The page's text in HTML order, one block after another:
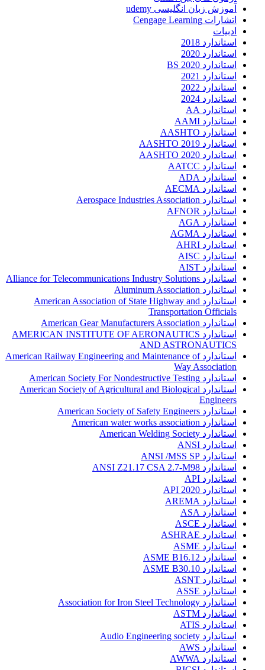
آموزش زبان انگلیسی udemy
اتشارات Cengage Learning
ادبیات
استاندارد 2018
استاندارد 2020
استاندارد 2020 BS
استاندارد 2021
استاندارد 2022
استاندارد 2024
استاندارد AA
استاندارد AAMI
استاندارد AASHTO
استاندارد AASHTO 2019
استاندارد AASHTO 2020
استاندارد AATCC
استاندارد ADA
استاندارد AECMA
استاندارد Aerospace Industries Association
استاندارد AFNOR
استاندارد AGA
استاندارد AGMA
استاندارد AHRI
استاندارد AISC
استاندارد AIST
استاندارد Alliance for Telecommunications Industry Solutions
استاندارد Aluminum Association
استاندارد American Association of State Highway and
Transportation Officials
استاندارد American Gear Manufacturers Association
استاندارد AMERICAN INSTITUTE OF AERONAUTICS
AND ASTRONAUTICS
استاندارد American Railway Engineering and Maintenance of
Way Association
استاندارد American Society For Nondestructive Testing
استاندارد American Society of Agricultural and Biological
Engineers
استاندارد American Society of Safety Engineers
استاندارد American water works association
استاندارد American Welding Society
استاندارد ANSI
استاندارد ANSI /MSS SP
استاندارد ANSI Z21.17 CSA 2.7-M98
استاندارد API
استاندارد API 2020
استاندارد AREMA
استاندارد ASA
استاندارد ASCE
استاندارد ASHRAE
استاندارد ASME
استاندارد ASME B16.12
استاندارد ASME B30.10
استاندارد ASNT
استاندارد ASSE
استاندارد Association for Iron Steel Technology
استاندارد ASTM
استاندارد ATIS
استاندارد Audio Engineering society
استاندارد AWS
استاندارد AWWA